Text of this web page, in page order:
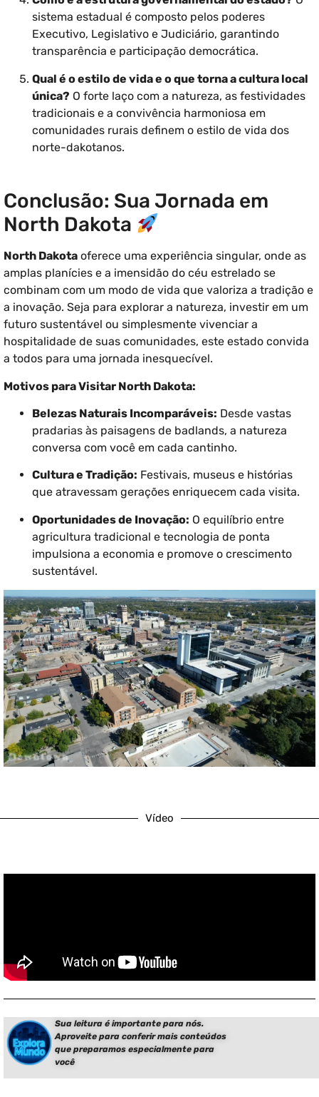
sistema estadual é composto pelos poderes
Executivo, Legislativo e Judiciário, garantindo
transparência e participação democrática.
Qual é o estilo de vida e o que torna a cultura local
única? O forte laço com a natureza, as festividades
tradicionais e a convivência harmoniosa em
comunidades rurais definem o estilo de vida dos
norte-dakotanos.
Conclusão: Sua Jornada em
North Dakota
North Dakota oferece uma experiência singular, onde as
amplas planícies e a imensidão do céu estrelado se
combinam com um modo de vida que valoriza a tradição e
a inovação. Seja para explorar a natureza, investir em um
futuro sustentável ou simplesmente vivenciar a
hospitalidade de suas comunidades, este estado convida
a todos para uma jornada inesquecível.
Motivos para Visitar North Dakota:
Belezas Naturais Incomparáveis: Desde vastas
pradarias às paisagens de badlands, a natureza
conversa com você em cada cantinho.
Cultura e Tradição: Festivais, museus e histórias
que atravessam gerações enriquecem cada visita.
Oportunidades de Inovação: O equilíbrio entre
agricultura tradicional e tecnologia de ponta
impulsiona a economia e promove o crescimento
sustentável.
Vídeo
Sua leitura é importante para nós.
Aproveite para conferir mais conteúdos
que preparamos especialmente para
você